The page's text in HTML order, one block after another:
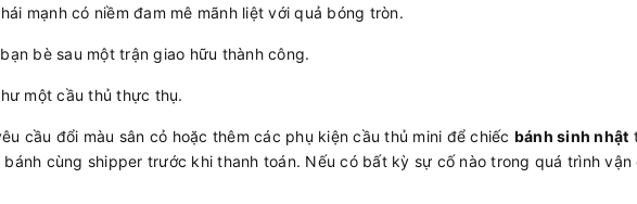
mạnh có niềm đam mê mãnh liệt với quả bóng tròn.
bè sau một trận giao hữu thành công.
một cầu thủ thực thụ.
cầu đổi màu sân cỏ hoặc thêm các phụ kiện cầu thủ mini để chiếc bánh sinh nhật
cùng shipper trước khi thanh toán. Nếu có bất kỳ sự cố nào trong quá trình